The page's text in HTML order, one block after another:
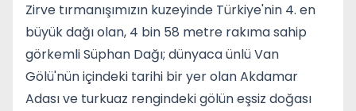
Zirve tırmanışımızın kuzeyinde Türkiye'nin 4. en
büyük dağı olan, 4 bin 58 metre rakıma sahip
görkemli Süphan Dağı; dünyaca ünlü Van
Gölü'nün içindeki tarihi bir yer olan Akdamar
Adası ve turkuaz rengindeki gölün eşsiz doğası